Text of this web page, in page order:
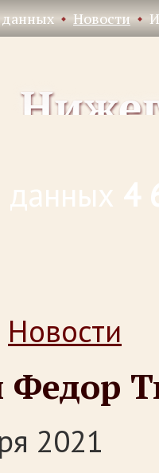
данных Новости
данных 4
Новости
Федор
2021